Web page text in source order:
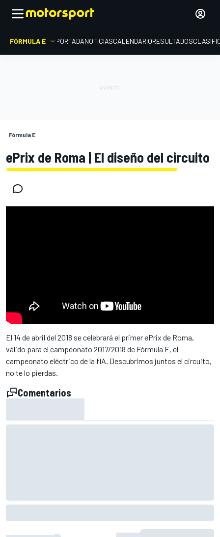
FÓRMULA E PORTADANOTICIASCALENDARIORESULTADOS
Fórmula E
ePrix de Roma | El diseño del circuito
El 14 de abril del 2018 se celebrará el primer ePrix de Roma,
válido para el campeonato 2017/2018 de Fórmula E, el
campeonato eléctrico de la fIA. Descubrimos juntos el circuito,
no te lo pierdas.
Comentarios